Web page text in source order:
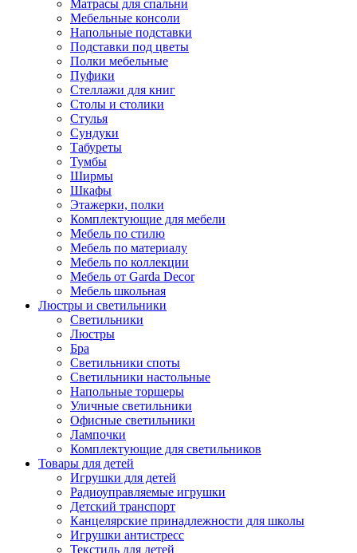
Матрасы для спальни
Мебельные консоли
Напольные подставки
Подставки под цветы
Полки мебельные
Пуфики
Стеллажи для книг
Столы и столики
Стулья
Сундуки
Табуреты
Тумбы
Ширмы
Шкафы
Этажерки, полки
Комплектующие для мебели
Мебель по стилю
Мебель по материалу
Мебель по коллекции
Мебель от Garda Decor
Мебель школьная
Люстры и светильники
Светильники
Люстры
Бра
Светильники споты
Светильники настольные
Напольные торшеры
Уличные светильники
Офисные светильники
Лампочки
Комплектующие для светильников
Товары для детей
Игрушки для детей
Радиоуправляемые игрушки
Детский транспорт
Канцелярские принадлежности для школы
Игрушки антистресс
Текстиль для детей